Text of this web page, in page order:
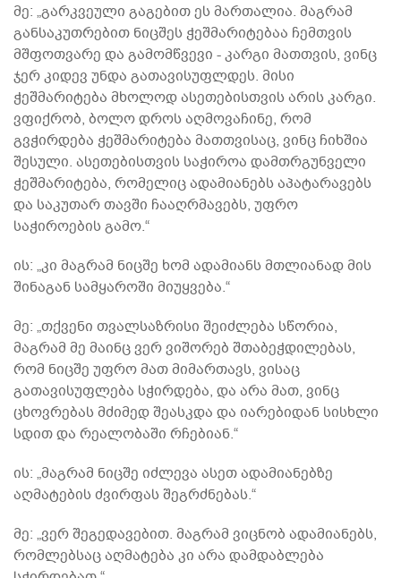
მე: „გარკვეული გაგებით ეს მართალია. მაგრამ
განსაკუთრებით ნიცშეს ჭეშმარიტებაა ჩემთვის
მშფოთვარე და გამომწვევი - კარგი მათთვის, ვინც
ჯერ კიდევ უნდა გათავისუფლდეს. მისი
ჭეშმარიტება მხოლოდ ასეთებისთვის არის კარგი.
ვფიქრობ, ბოლო დროს აღმოვაჩინე, რომ
გვჭირდება ჭეშმარიტება მათთვისაც, ვინც ჩიხშია
შესული. ასეთებისთვის საჭიროა დამთრგუნველი
ჭეშმარიტება, რომელიც ადამიანებს აპატარავებს
და საკუთარ თავში ჩააღრმავებს, უფრო
საჭიროების გამო.“
ის: „კი მაგრამ ნიცშე ხომ ადამიანს მთლიანად მის
შინაგან სამყაროში მიუყვება.“
მე: „თქვენი თვალსაზრისი შეიძლება სწორია,
მაგრამ მე მაინც ვერ ვიშორებ შთაბეჭდილებას,
რომ ნიცშე უფრო მათ მიმართავს, ვისაც
გათავისუფლება სჭირდება, და არა მათ, ვინც
ცხოვრებას მძიმედ შეასკდა და იარებიდან სისხლი
სდით და რეალობაში რჩებიან.“
ის: „მაგრამ ნიცშე იძლევა ასეთ ადამიანებზე
აღმატების ძვირფას შეგრძნებას.“
მე: „ვერ შეგედავებით. მაგრამ ვიცნობ ადამიანებს,
რომლებსაც აღმატება კი არა დამდაბლება